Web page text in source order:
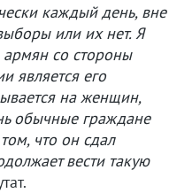
каждый день, вне
или их нет. Я
со стороны
является его
на женщин,
обычные граждане
что он сдал
вести такую